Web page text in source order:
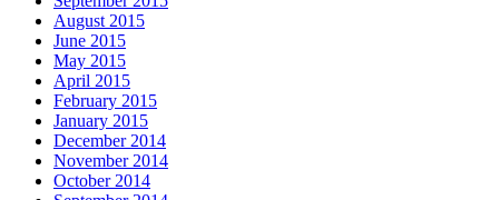
August 2015
June 2015
May 2015
April 2015
February 2015
January 2015
December 2014
November 2014
October 2014